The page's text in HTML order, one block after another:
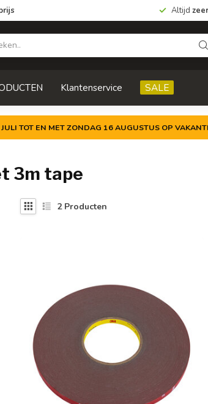
Altijd
Klantenservice SALE
TOT EN MET ZONDAG 16 AUGUSTUS OP
3m tape
2Producten